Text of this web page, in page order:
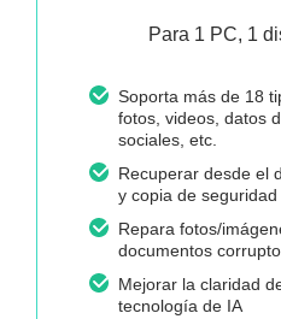
Para 1 PC, 1
Soporta más de 18
fotos, videos, datos
sociales, etc.
Recuperar desde el
y copia de seguridad
Repara fotos/
documentos
Mejorar la claridad
tecnología de IA